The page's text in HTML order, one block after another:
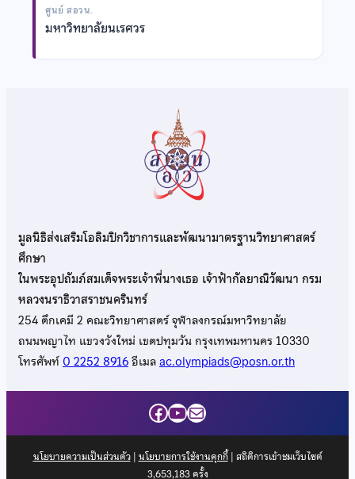
ศูนย์ สอวน.
มหาวิทยาลัยนเรศวร
มูลนิธิส่งเสริมโอลิมปิกวิชาการและพัฒนามาตรฐานวิทยาศาสตร์
ศึกษา
ในพระอุปถัมภ์สมเด็จพระเจ้าพี่นางเธอ เจ้าฟ้ากัลยาณิวัฒนา กรม
หลวงนราธิวาสราชนครินทร์
254 ตึกเคมี 2 คณะวิทยาศาสตร์ จุฬาลงกรณ์มหาวิทยาลัย
ถนนพญาไท แขวงวังใหม่ เขตปทุมวัน กรุงเทพมหานคร 10330
โทรศัพท์0 2252 8916อีเมลac.olympiads@posn.or.th
Facebook
YouTube
Mail
นโยบายความเป็นส่วนตัว| นโยบายการใช้งานคุกกี้| สถิติการเข้าชมเว็บไซต์
3,653,183ครั้ง